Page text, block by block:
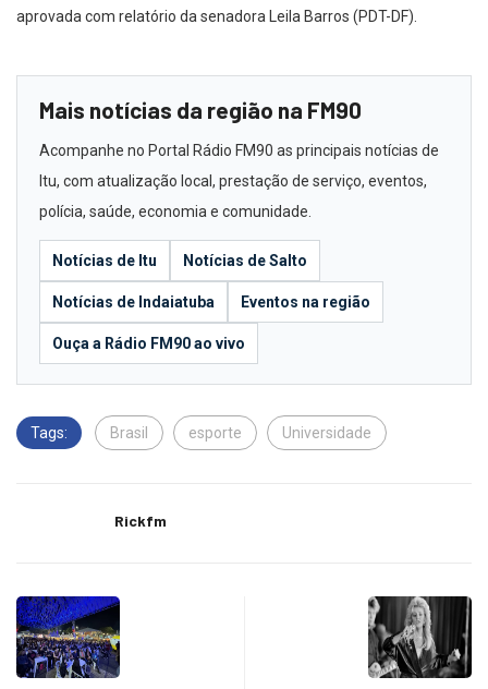
aprovada com relatório da senadora Leila Barros (PDT-DF).
Mais notícias da região na FM90
Acompanhe no Portal Rádio FM90 as principais notícias de
Itu, com atualização local, prestação de serviço, eventos,
polícia, saúde, economia e comunidade.
Notícias de Itu Notícias de Salto
Notícias de Indaiatuba Eventos na região
Ouça a Rádio FM90 ao vivo
Tags: Brasil esporte Universidade
Rickfm